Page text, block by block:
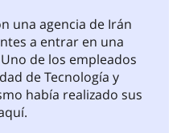
una agencia de Irán
a entrar en una
de los empleados
de Tecnología y
había realizado sus